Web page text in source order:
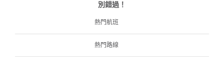
別錯過！
熱門航班
熱門路線